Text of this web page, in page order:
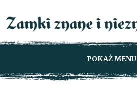
POKAŻ MENU